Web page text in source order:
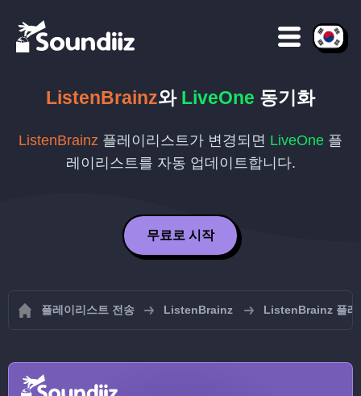
ListenBrainz와 LiveOne 동기화
ListenBrainz 플레이리스트가 변경되면 LiveOne 플
레이리스트를 자동 업데이트합니다.
무료로 시작
플레이리스트 전송 ListenBrainz ListenBrainz 플레